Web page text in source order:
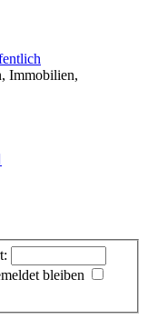
Immobilien,
bleiben